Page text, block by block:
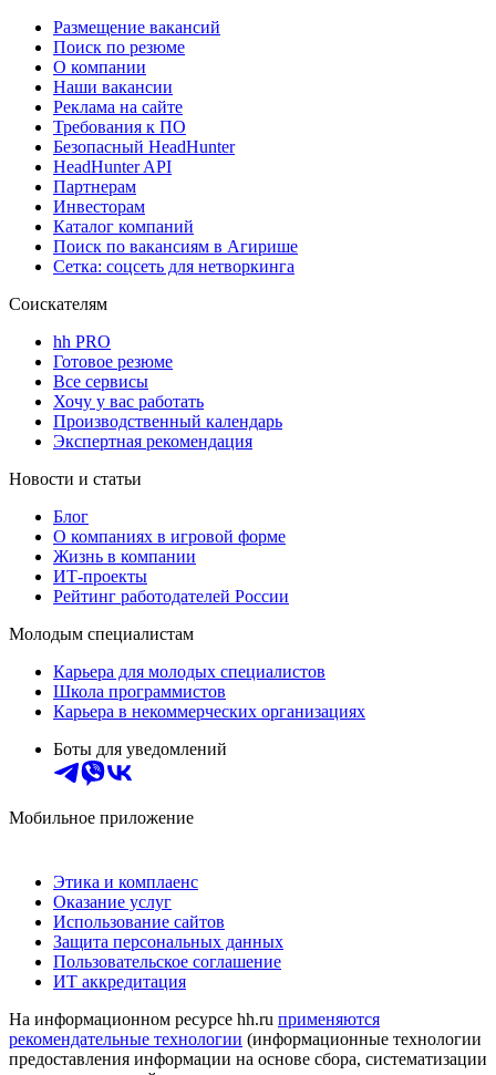
Размещение вакансий
Поиск по резюме
О компании
Наши вакансии
Реклама на сайте
Требования к ПО
Безопасный HeadHunter
HeadHunter API
Партнерам
Инвесторам
Каталог компаний
Поиск по вакансиям в Агирише
Сетка: соцсеть для нетворкинга
Соискателям
hh PRO
Готовое резюме
Все сервисы
Хочу у вас работать
Производственный календарь
Экспертная рекомендация
Новости и статьи
Блог
О компаниях в игровой форме
Жизнь в компании
ИТ-проекты
Рейтинг работодателей России
Молодым специалистам
Карьера для молодых специалистов
Школа программистов
Карьера в некоммерческих организациях
Боты для уведомлений
Мобильное приложение
Этика и комплаенс
Оказание услуг
Использование сайтов
Защита персональных данных
Пользовательское соглашение
ИТ аккредитация
На информационном ресурсе hh.ru применяются
рекомендательные технологии (информационные технологии
предоставления информации на основе сбора, систематизации